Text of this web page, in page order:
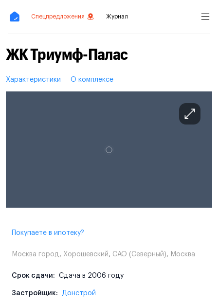
Спецпредложения Журнал
ЖК Триумф-Палас
Характеристики О комплексе
Покупаете в ипотеку?
Москва город , Хорошевский, САО (Северный), Москва
Срок сдачи: Сдача в 2006 году
Застройщик: Донстрой